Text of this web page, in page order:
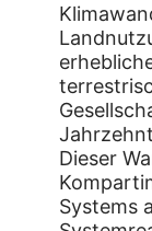
Dieser
Systems